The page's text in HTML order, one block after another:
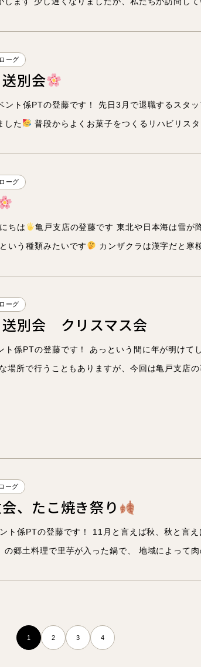
副所長
ーグ
別会
ト係PTの登藤です！ 先日3月で退職するスタ
した
普段からよくお菓子をつくるリハビリス
ーグ
ちは
亀戸支店の登藤です 東北や日本海は雪が
いう種類みたいです カンザクラは漢字だと
ーグ
別会 クリスマス会
係PTの登藤です！ あっという間に年が明けて
場所で行うこともありますが、今回は亀戸支店
ーグ
、たこ焼き祭り
ト係PTの登藤です！ 11月と言えば秋、秋と言え
の郷土料理で里芋が入った鍋で、 地域によって
1 2 3 4